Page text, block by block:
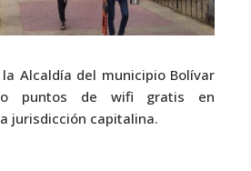
Alcaldía del municipio Bolívar
puntos de wifi gratis en
jurisdicción capitalina.